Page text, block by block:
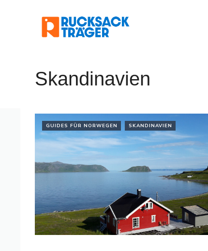
Skandinavien
GUIDES FÜR NORWEGEN SKANDINAVIEN